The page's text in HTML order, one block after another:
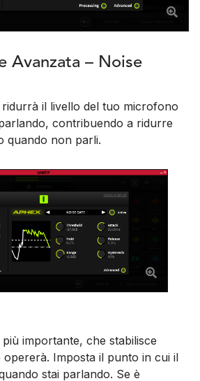
Avanzata – Noise
il livello del tuo microfono
contribuendo a ridurre
quando non parli.
importante, che stabilisce
opererà. Imposta il punto in cui il
stai parlando. Se è